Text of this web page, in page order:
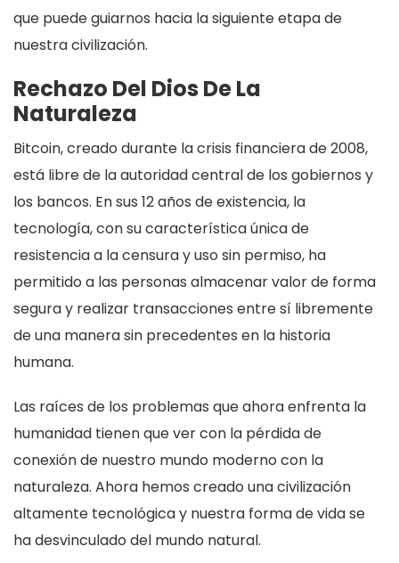
que puede guiarnos hacia la siguiente etapa de
nuestra civilización.
Rechazo Del Dios De La
Naturaleza
Bitcoin, creado durante la crisis financiera de 2008,
está libre de la autoridad central de los gobiernos y
los bancos. En sus 12 años de existencia, la
tecnología, con su característica única de
resistencia a la censura y uso sin permiso, ha
permitido a las personas almacenar valor de forma
segura y realizar transacciones entre sí libremente
de una manera sin precedentes en la historia
humana.
Las raíces de los problemas que ahora enfrenta la
humanidad tienen que ver con la pérdida de
conexión de nuestro mundo moderno con la
naturaleza. Ahora hemos creado una civilización
altamente tecnológica y nuestra forma de vida se
ha desvinculado del mundo natural.